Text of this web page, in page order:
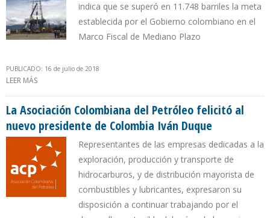
indica que se superó en 11.748 barriles la meta
establecida por el Gobierno colombiano en el
Marco Fiscal de Mediano Plazo
PUBLICADO: 16 de julio de 2018
LEER MÁS
La Asociación Colombiana del Petróleo felicitó al
nuevo presidente de Colombia Iván Duque
Representantes de las empresas dedicadas a la
exploración, producción y transporte de
hidrocarburos, y de distribución mayorista de
combustibles y lubricantes, expresaron su
disposición a continuar trabajando por el